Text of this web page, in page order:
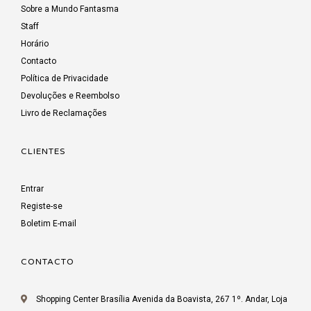
Sobre a Mundo Fantasma
Staff
Horário
Contacto
Política de Privacidade
Devoluções e Reembolso
Livro de Reclamações
CLIENTES
Entrar
Registe-se
Boletim E-mail
CONTACTO
Shopping Center Brasília Avenida da Boavista, 267 1º. Andar, Loja